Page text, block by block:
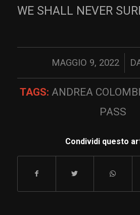
WE SHALL NEVER
MAGGIO 9, 2022
/
TAGS: ANDREA
PASS
Condividi questo